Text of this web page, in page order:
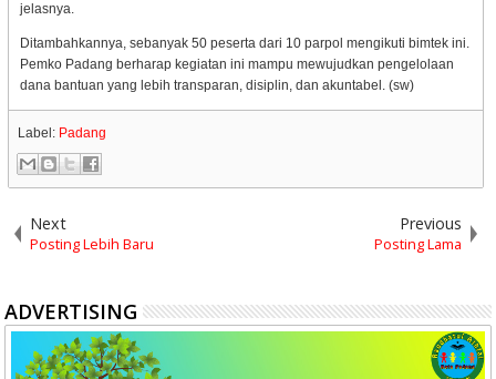
jelasnya.
Ditambahkannya, sebanyak 50 peserta dari 10 parpol mengikuti bimtek ini.
Pemko Padang berharap kegiatan ini mampu mewujudkan pengelolaan
dana bantuan yang lebih transparan, disiplin, dan akuntabel. (sw)
Label: Padang
Next
Posting Lebih Baru
Previous
Posting Lama
ADVERTISING